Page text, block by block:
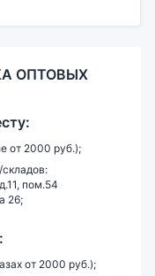
ОПТОВЫХ
от 2000 руб.);
пом.54
26;
от 2000 руб.);